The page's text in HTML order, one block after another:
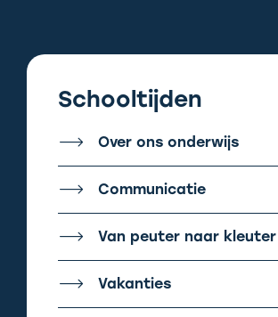
Schooltijden
Over ons onderwijs
Communicatie
Van peuter naar kleuter
Vakanties